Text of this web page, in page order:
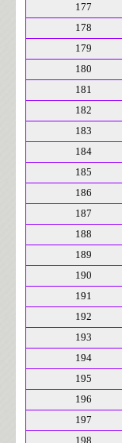
177
178
179
180
181
182
183
184
185
186
187
188
189
190
191
192
193
194
195
196
197
198